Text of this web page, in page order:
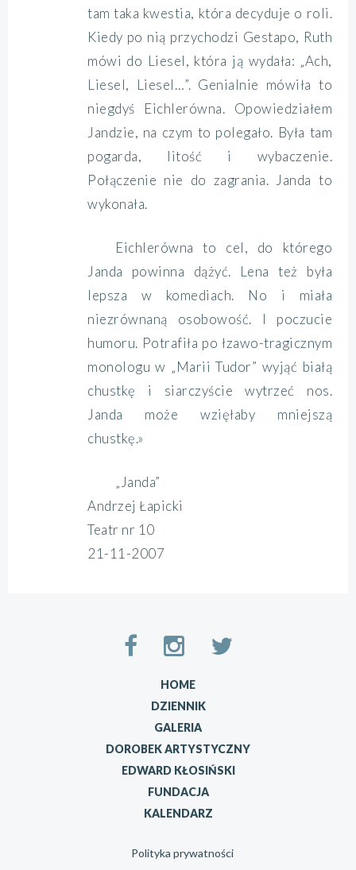
tam taka kwestia, która decyduje o roli.
Kiedy po nią przychodzi Gestapo, Ruth
mówi do Liesel, która ją wydała: „Ach,
Liesel, Liesel…”. Genialnie mówiła to
niegdyś Eichlerówna. Opowiedziałem
Jandzie, na czym to polegało. Była tam
pogarda, litość i wybaczenie.
Połączenie nie do zagrania. Janda to
wykonała.
Eichlerówna to cel, do którego
Janda powinna dążyć. Lena też była
lepsza w komediach. No i miała
niezrównaną osobowość. I poczucie
humoru. Potrafiła po łzawo-tragicznym
monologu w „Marii Tudor” wyjąć białą
chustkę i siarczyście wytrzeć nos.
Janda może wzięłaby mniejszą
chustkę.»
„Janda”
Andrzej Łapicki
Teatr nr 10
21-11-2007
HOME
DZIENNIK
GALERIA
DOROBEK ARTYSTYCZNY
EDWARD KŁOSIŃSKI
FUNDACJA
KALENDARZ
Polityka prywatności